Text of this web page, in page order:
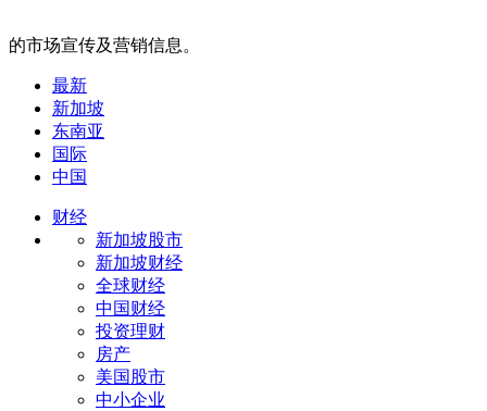
的市场宣传及营销信息。
最新
新加坡
东南亚
国际
中国
财经
新加坡股市
新加坡财经
全球财经
中国财经
投资理财
房产
美国股市
中小企业